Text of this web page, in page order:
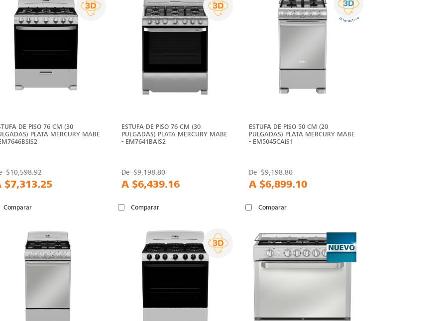
DE PISO 76 CM (30
PLATA MERCURY MABE
$10,598.92
$7,313.25
Comparar
ESTUFA DE PISO 76 CM (30
PULGADAS) PLATA MERCURY MABE
- EM7641BAIS2
De$9,198.80
A $6,439.16
Comparar
ESTUFA DE PISO 50 CM (20
PULGADAS) PLATA MERCURY MABE
- EM5045CAIS1
De$9,198.80
A $6,899.10
Comparar